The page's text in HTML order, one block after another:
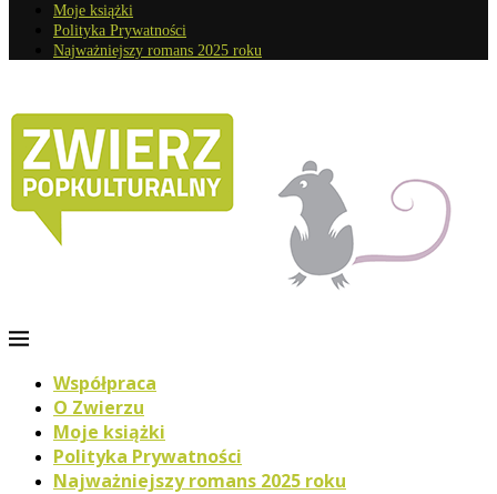
Moje książki
Polityka Prywatności
Najważniejszy romans 2025 roku
Współpraca
O Zwierzu
Moje książki
Polityka Prywatności
Najważniejszy romans 2025 roku